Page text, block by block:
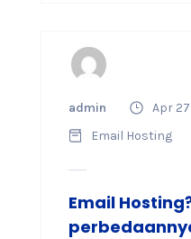
admin
Apr
Email Hosting
Email